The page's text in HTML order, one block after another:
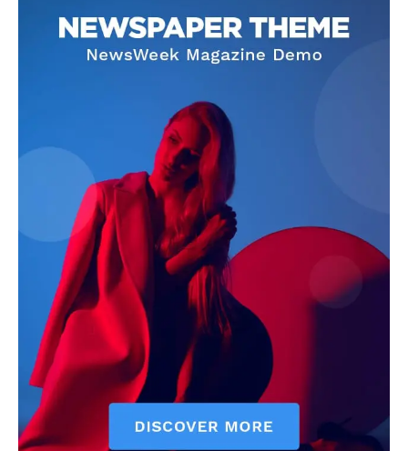
DOWNLOAD NOW
AIN NEWS 1
Contact Us
About Us
Privacy Policy
Terms of Use Agreement
Facebook
X WhatsApp
Share